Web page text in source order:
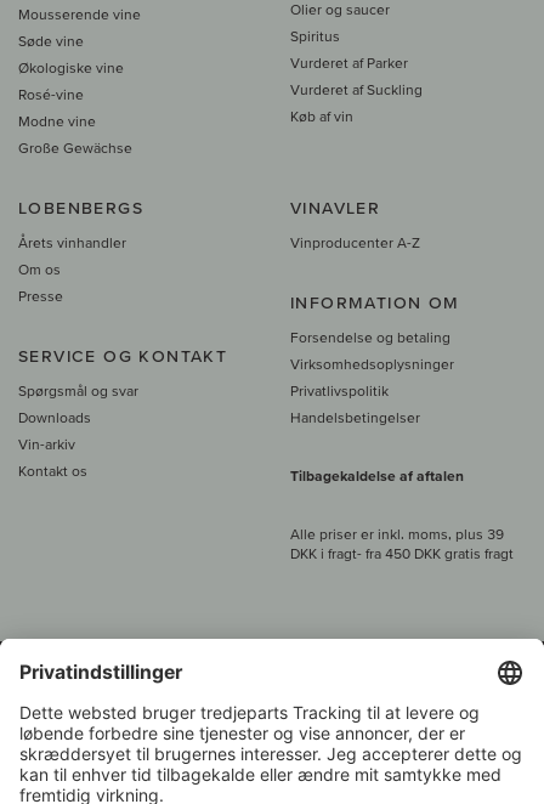
Mousserende vine
Søde vine
Økologiske vine
Rosé-vine
Modne vine
Große Gewächse
Olier og saucer
Spiritus
Vurderet af Parker
Vurderet af Suckling
Køb af vin
LOBENBERGS
Årets vinhandler
Om os
Presse
SERVICE OG KONTAKT
Spørgsmål og svar
Downloads
Vin-arkiv
Kontakt os
VINAVLER
Vinproducenter A-Z
INFORMATION OM
Forsendelse og betaling
Virksomhedsoplysninger
Privatlivspolitik
Handelsbetingelser
Tilbagekaldelse af aftalen
Alle priser er inkl. moms, plus 39
DKK i fragt- fra 450 DKK gratis fragt
Kundeservice:
+49 421 696 797-0
1.000 vinavlere –
Over 7.000 vine
Vinhandler